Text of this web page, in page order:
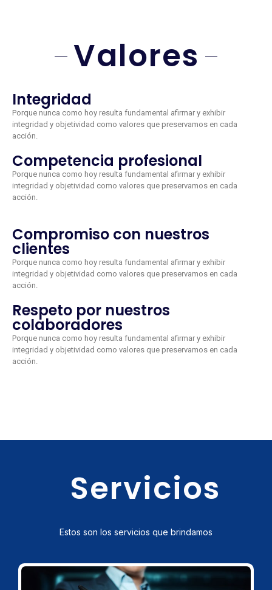
Valores
Integridad
Porque nunca como hoy resulta fundamental afirmar y exhibir
integridad y objetividad como valores que preservamos en cada
acción.
Competencia profesional
Porque nunca como hoy resulta fundamental afirmar y exhibir
integridad y objetividad como valores que preservamos en cada
acción.
Compromiso con nuestros
clientes
Porque nunca como hoy resulta fundamental afirmar y exhibir
integridad y objetividad como valores que preservamos en cada
acción.
Respeto por nuestros
colaboradores
Porque nunca como hoy resulta fundamental afirmar y exhibir
integridad y objetividad como valores que preservamos en cada
acción.
Servicios
Estos son los servicios que brindamos